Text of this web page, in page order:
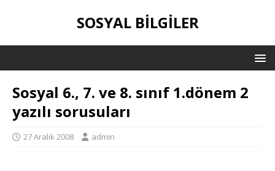
SOSYAL BILGILER
Sosyal 6., 7. ve 8. sınıf 1.dönem 2
yazılı sorusuları
27 Aralık 2008 admin